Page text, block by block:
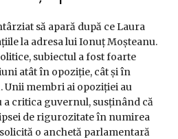
să apară după ce Laura
la adresa lui Ionuț Moșteanu.
subiectul a fost foarte
atât în opoziție, cât și în
membri ai opoziției au
critica guvernul, susținând că
de rigurozitate în numirea
o anchetă parlamentară